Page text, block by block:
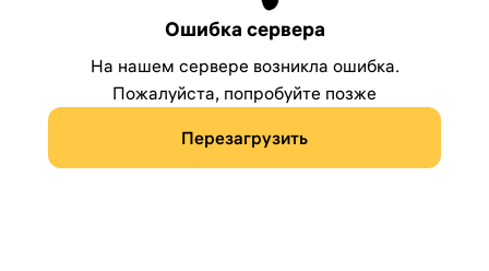
Ошибка сервера
На нашем сервере возникла ошибка.
Пожалуйста, попробуйте позже
Перезагрузить